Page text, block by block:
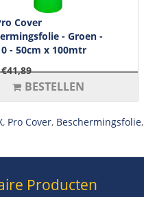
Cover
- Groen -
- 50cm x 100mtr
BESTELLEN
, Pro Cover, Beschermingsfolie,
Producten